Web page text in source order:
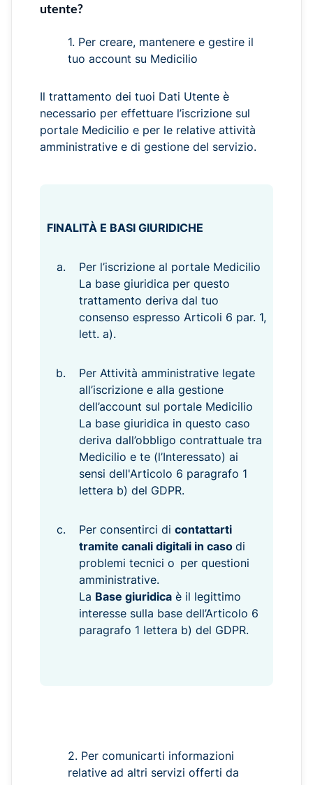
utente?
1. Per creare, mantenere e gestire il
tuo account su Medicilio
Il trattamento dei tuoi Dati Utente è
necessario per effettuare l’iscrizione sul
portale Medicilio e per le relative attività
amministrative e di gestione del servizio.
FINALITÀ E BASI GIURIDICHE
Per l’iscrizione al portale Medicilio
La base giuridica per questo
trattamento deriva dal tuo
consenso espresso Articoli 6 par. 1,
lett. a).
Per Attività amministrative legate
all’iscrizione e alla gestione
dell’account sul portale Medicilio
La base giuridica in questo caso
deriva dall’obbligo contrattuale tra
Medicilio e te (l’Interessato) ai
sensi dell'Articolo 6 paragrafo 1
lettera b) del GDPR.
Per consentirci di contattarti
tramite canali digitali in caso di
problemi tecnici o per questioni
amministrative.
La Base giuridica è il legittimo
interesse sulla base dell’Articolo 6
paragrafo 1 lettera b) del GDPR.
2. Per comunicarti informazioni
relative ad altri servizi offerti da